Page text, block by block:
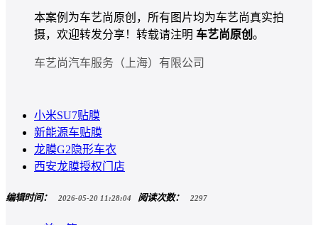
本案例为车艺尚原创，所有图片均为车艺尚真实拍
摄，欢迎转发分享！转载请注明 车艺尚原创 。
车艺尚汽车服务（上海）有限公司
小米SU7贴膜
新能源车贴膜
龙膜G2隐形车衣
西安龙膜授权门店
编辑时间： 2026-05-20 11:28:04 阅读次数： 2297